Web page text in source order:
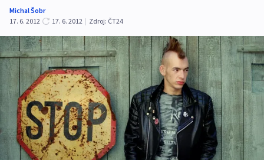
Michal Šobr
17. 6. 2012
17. 6. 2012 | Zdroj: ČT24